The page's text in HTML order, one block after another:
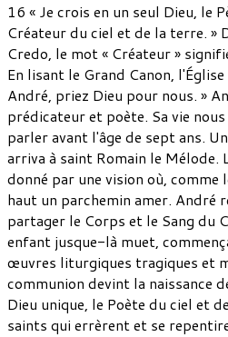
16 « Je crois en un seul Dieu, le
Créateur du ciel et de la terre. »
Credo, le mot « Créateur »
En lisant le Grand Canon,
André, priez Dieu pour nous. »
prédicateur et poète. Sa vie
parler avant l'âge de sept ans.
arriva à saint Romain le
donné par une vision où,
haut un parchemin amer. André
partager le Corps et le Sang du
enfant jusque-là muet,
œuvres liturgiques tragiques et
communion devint la naissance
Dieu unique, le Poète du ciel et
saints qui errèrent et se